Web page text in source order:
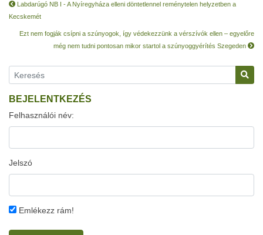
Labdarúgó NB I - A Nyíregyháza elleni döntetlennel reménytelen helyzetben a
Kecskemét
Ezt nem fogják csípni a szúnyogok, így védekezzünk a vérszívók ellen – egyelőre
még nem tudni pontosan mikor startol a szúnyoggyérítés Szegeden
BEJELENTKEZÉS
Felhasználói név:
Jelszó
Emlékezz rám!